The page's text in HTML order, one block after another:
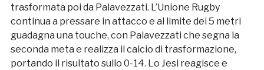
trasformata poi da Palavezzati. L’Unione Rugby
continua a pressare in attacco e al limite dei 5 metri
guadagna una touche, con Palavezzati che segna la
seconda meta e realizza il calcio di trasformazione,
portando il risultato sullo 0-14. Lo Jesi reagisce e